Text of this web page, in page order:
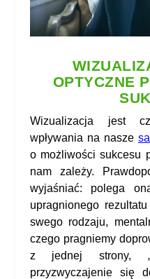
OPTYCZNE
Wizualizacja jest
wpływania na nasze
o możliwości sukcesu
nam zależy.
wyjaśniać: polega
upragnionego
swego rodzaju,
czego pragniemy
z jednej strony,
przyzwyczajenie się